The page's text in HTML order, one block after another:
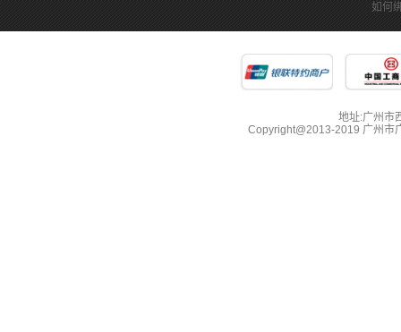
如何
地址:广州市
Copyright@2013-2019 广州市